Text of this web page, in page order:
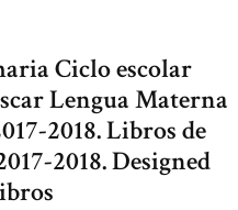
Ciclo escolar
Lengua Materna
2018. Libros de
2018. Designed